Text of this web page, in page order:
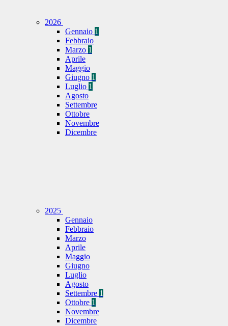
2026
Gennaio 1
Febbraio
Marzo 1
Aprile
Maggio
Giugno 1
Luglio 1
Agosto
Settembre
Ottobre
Novembre
Dicembre
2025
Gennaio
Febbraio
Marzo
Aprile
Maggio
Giugno
Luglio
Agosto
Settembre 1
Ottobre 1
Novembre
Dicembre